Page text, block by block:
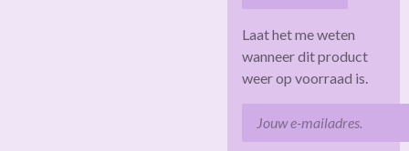
Laat het me weten
wanneer dit product
weer op voorraad is.